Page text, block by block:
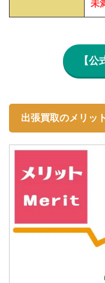
未
【
出張買取のメリッ